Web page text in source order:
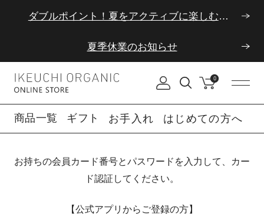
ダブルポイント！夏をアクティブに楽しむ夏タオル
夏季休業のお知らせ
0
商品一覧 ギフト お手入れ はじめての方へ
HOME 会員カード認証
お持ちの会員カード番号とパスワードを入力して、カー
ド認証してください。
【公式アプリからご登録の方】